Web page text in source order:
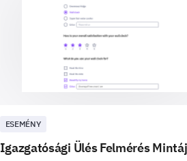
ESEMÉNY
Igazgatósági Ülés Felmérés